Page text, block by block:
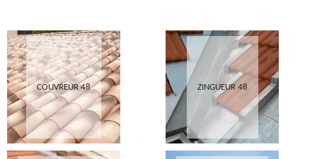
COUVREUR 48 ZINGUEUR 48